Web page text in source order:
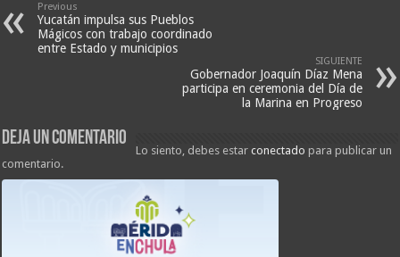
Previous
Yucatán impulsa sus Pueblos
Mágicos con trabajo coordinado
entre Estado y municipios
SIGUIENTE
Gobernador Joaquín Díaz Mena
participa en ceremonia del Día de
la Marina en Progreso
Deja un comentario
Lo siento, debes estarconectado para publicar un
comentario.